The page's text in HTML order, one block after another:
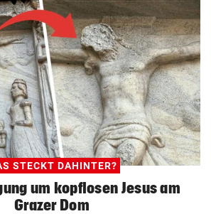
STECKT DAHINTER?
um kopflosen Jesus am
Grazer Dom